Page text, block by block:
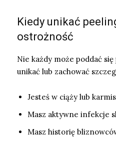
Kiedy unikać
ostrożność
Nie każdy może poddać
unikać lub zachować
Jesteś w ciąży lub
Masz aktywne infekcje
Masz historię